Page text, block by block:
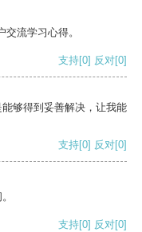
流学习心得。
支持[0] 反对[0]
够得到妥善解决，让我能
支持[0] 反对[0]
支持[0] 反对[0]